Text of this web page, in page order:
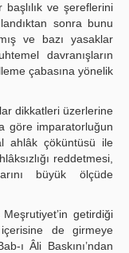
ve şereflerini
sonra bunu
ve bazı yasaklar
davranışların
çabasına yönelik
dikkatleri üzerlerine
göre imparatorluğun
ahlâk çöküntüsü ile
reddetmesi,
büyük ölçüde
getirdiği
de girmeye
ı Âli Baskını’ndan